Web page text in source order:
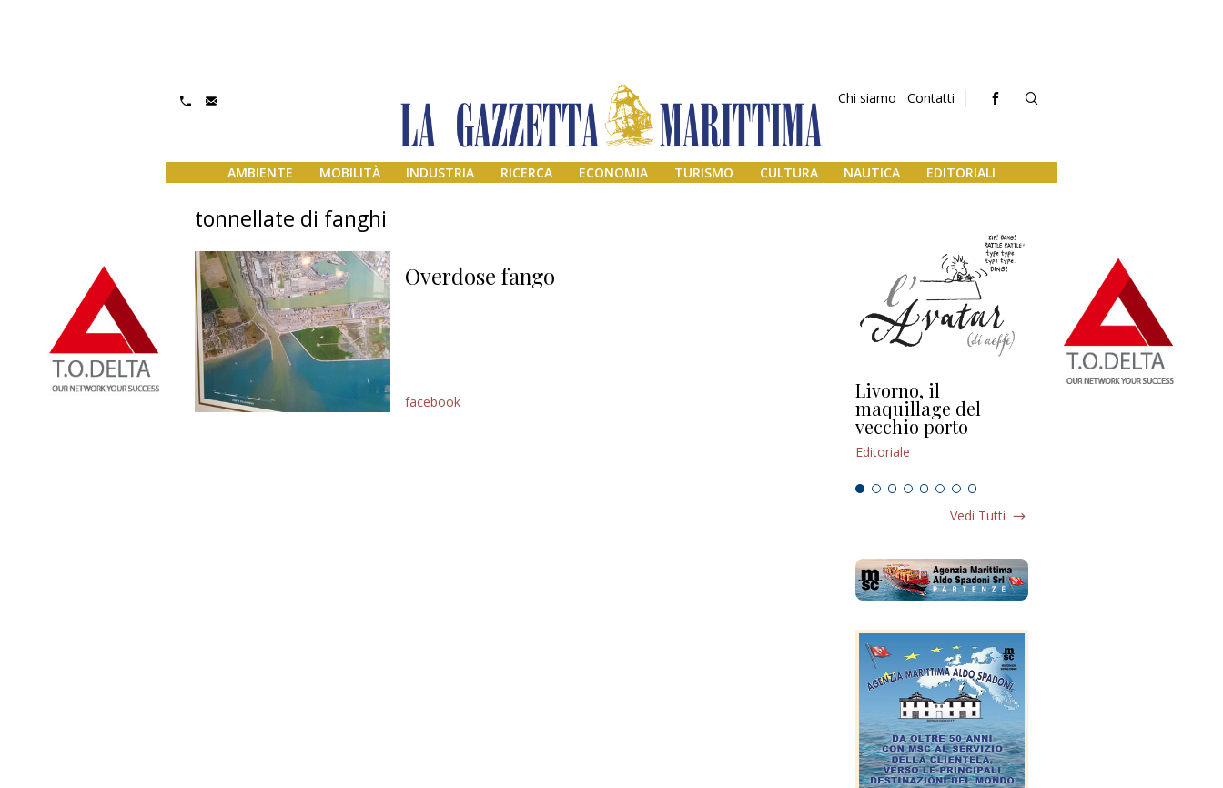
Chi siamo Contatti
AMBIENTE MOBILITÀ INDUSTRIA RICERCA ECONOMIA TURISMO CULTURA NAUTICA EDITORIALI
tonnellate di fanghi
Overdose fango
facebook Livorno, il
maquillage del
vecchio porto
Editoriale
L’uscita di scena di
Vedi Tutti